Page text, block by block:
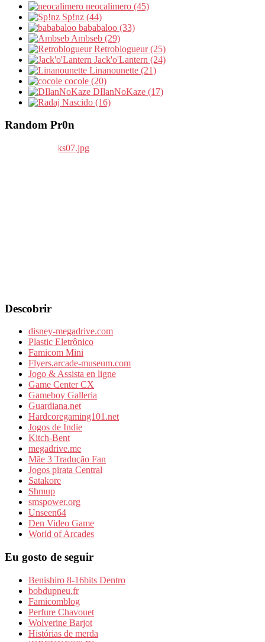
neocalimero (45)
Sp!nz (44)
bababaloo (33)
Ambseb (29)
Retroblogueur (25)
Jack'o'Lantern (24)
Linanounette (21)
cocole (20)
DIlanNoKaze (17)
Nascido (16)
Random Pr0n
Descobrir
disney-megadrive.com
Plastic Eletrônico
Famicom Mini
Flyers.arcade-museum.com
Jogo & Assista en ligne
Game Center CX
Gameboy Galleria
Guardiana.net
Hardcoregaming101.net
Jogos de Indie
Kitch-Bent
megadrive.me
Mãe 3 Tradução Fan
Jogos pirata Central
Satakore
Shmup
smspower.org
Unseen64
Den Video Game
World of Arcades
Eu gosto de seguir
Benishiro 8-16bits Dentro
bobdupneu.fr
Famicomblog
Perfure Chavouet
Wolverine Barjot
Histórias de merda